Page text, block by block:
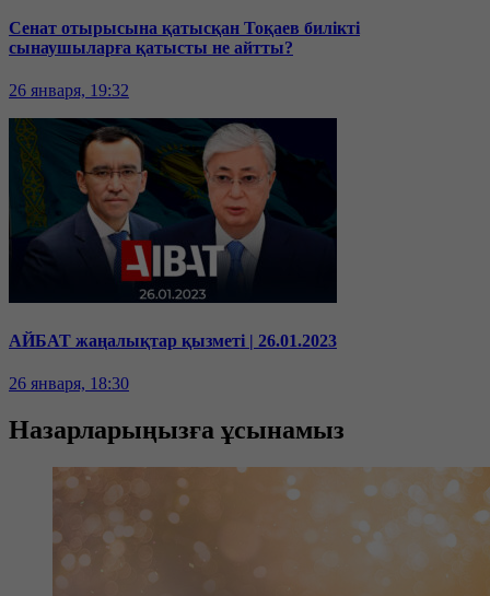
Сенат отырысына қатысқан Тоқаев билікті
сынаушыларға қатысты не айтты?
26 января, 19:32
АЙБАТ жаңалықтар қызметі | 26.01.2023
26 января, 18:30
Назарларыңызға ұсынамыз